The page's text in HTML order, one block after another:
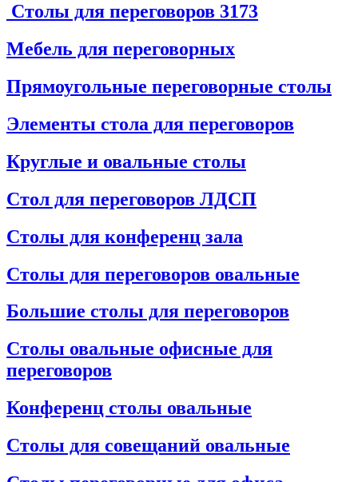
Столы для переговоров 3173
Мебель для переговорных
Прямоугольные переговорные столы
Элементы стола для переговоров
Круглые и овальные столы
Стол для переговоров ЛДСП
Столы для конференц зала
Столы для переговоров овальные
Большие столы для переговоров
Столы овальные офисные для
переговоров
Конференц столы овальные
Столы для совещаний овальные